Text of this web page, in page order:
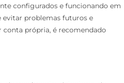
configurados e funcionando em
evitar problemas futuros e
conta própria, é recomendado